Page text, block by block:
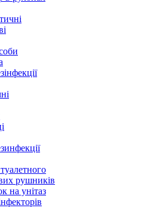
рушників
на унітаз